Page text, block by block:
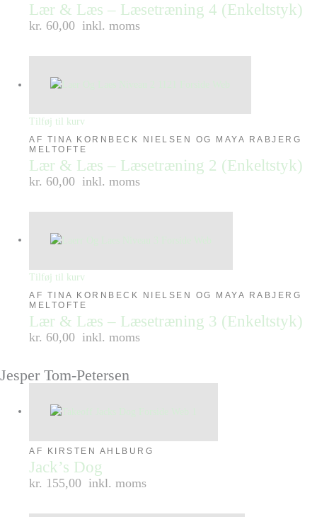
Lær & Læs – Læsetræning 4 (Enkeltstyk)
kr. 60,00 inkl. moms
Tilføj til kurv
AF TINA KORNBECK NIELSEN OG MAYA RABJERG
MELTOFTE
Lær & Læs – Læsetræning 2 (Enkeltstyk)
kr. 60,00 inkl. moms
Tilføj til kurv
AF TINA KORNBECK NIELSEN OG MAYA RABJERG
MELTOFTE
Lær & Læs – Læsetræning 3 (Enkeltstyk)
kr. 60,00 inkl. moms
Jesper Tom-Petersen
AF KIRSTEN AHLBURG
Jack’s Dog
kr. 155,00 inkl. moms